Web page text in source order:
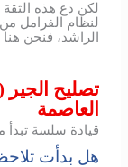
لكن دع هذه
لنظام الفرامل
الراشد، فنحن
تصليح الجير
العاصمة
قيادة سلسة تبدأ
هل بدأت